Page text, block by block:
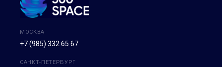
МОСКВА
+7 (985) 332 65 67
САНКТ-ПЕТЕРБУРГ